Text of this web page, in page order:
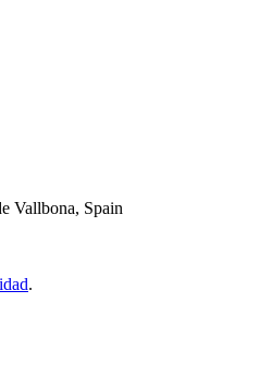
Vallbona, Spain
.